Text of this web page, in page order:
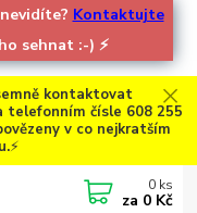
Kontaktujte
sehnat :-) ⚡
kontaktovat
čísle 608 255
v co nejkratším
⚡
0 ks
za 0 Kč